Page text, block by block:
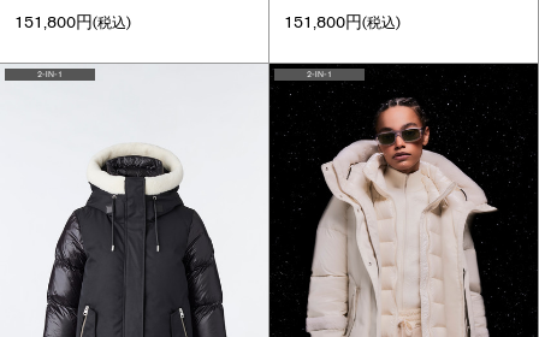
151,800円(税込) 151,800円(税込)
2-IN-1 2-IN-1